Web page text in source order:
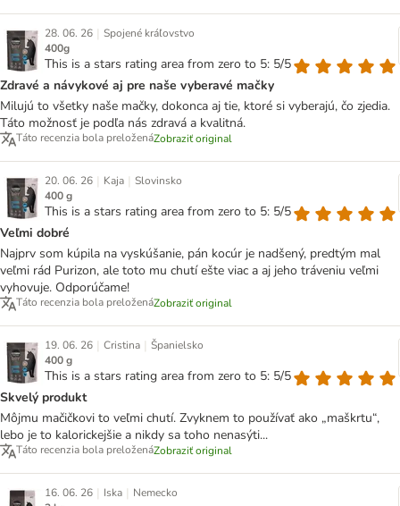
28. 06. 26 | Spojené kráľovstvo
400g
This is a stars rating area from zero to 5: 5/5
Zdravé a návykové aj pre naše vyberavé mačky
Milujú to všetky naše mačky, dokonca aj tie, ktoré si vyberajú, čo zjedia.
Táto možnosť je podľa nás zdravá a kvalitná.
Táto recenzia bola preloženáZobraziť original
20. 06. 26 | Kaja | Slovinsko
400 g
This is a stars rating area from zero to 5: 5/5
Veľmi dobré
Najprv som kúpila na vyskúšanie, pán kocúr je nadšený, predtým mal
veľmi rád Purizon, ale toto mu chutí ešte viac a aj jeho tráveniu veľmi
vyhovuje. Odporúčame!
Táto recenzia bola preloženáZobraziť original
19. 06. 26 | Cristina | Španielsko
400 g
This is a stars rating area from zero to 5: 5/5
Skvelý produkt
Môjmu mačičkovi to veľmi chutí. Zvyknem to používať ako „maškrtu“,
lebo je to kalorickejšie a nikdy sa toho nenasýti...
Táto recenzia bola preloženáZobraziť original
16. 06. 26 | Iska | Nemecko